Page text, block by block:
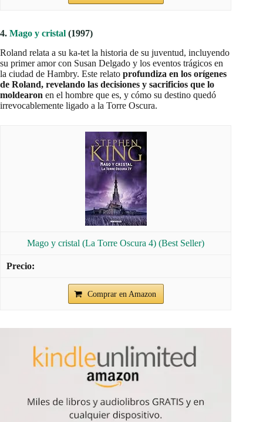
4. Mago y cristal (1997)
Roland relata a su ka-tet la historia de su juventud, incluyendo
su primer amor con Susan Delgado y los eventos trágicos en
la ciudad de Hambry. Este relato profundiza en los orígenes
de Roland, revelando las decisiones y sacrificios que lo
moldearon en el hombre que es, y cómo su destino quedó
irrevocablemente ligado a la Torre Oscura.
Mago y cristal (La Torre Oscura 4) (Best Seller)
Comprar en Amazon